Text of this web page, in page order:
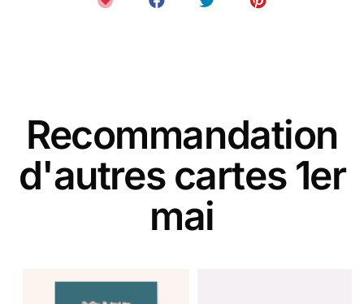
Recommandation
d'autres cartes 1er
mai